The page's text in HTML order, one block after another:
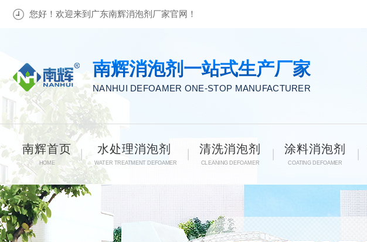
您好！欢迎来到广东南辉消泡剂厂家官网！
南辉消泡剂一站式生产厂家
NANHUI DEFOAMER ONE-STOP MANUFACTURER
南辉首页
HOME
水处理消泡剂
WATER TREATMENT DEFOAMER
清洗消泡剂
CLEANING DEFOAMER
涂料消泡剂
COATING DEFOAMER